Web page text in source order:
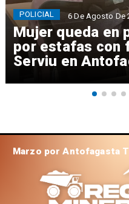
Mujer queda en
por estafas con
Serviu en
POLICIAL 6 De Agosto De
Marzo por Antofagasta